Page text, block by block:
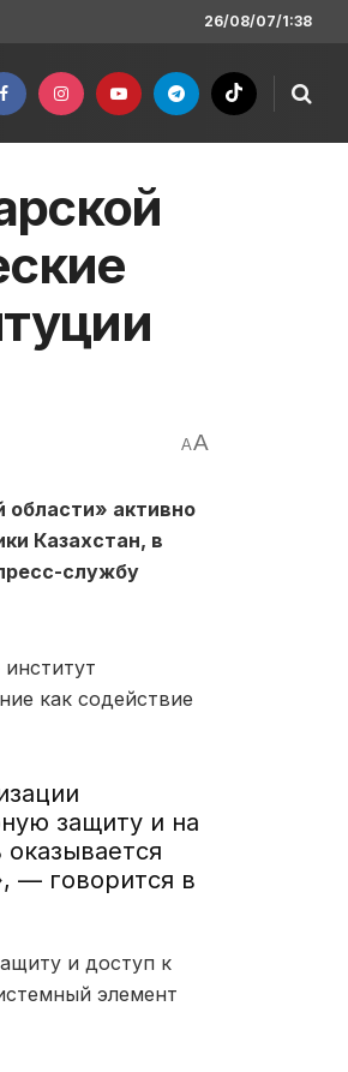
26/08/07/1:38
AA
активно
Казахстан, в
службу
как содействие
защиту и на
— говорится в
и доступ к
элемент